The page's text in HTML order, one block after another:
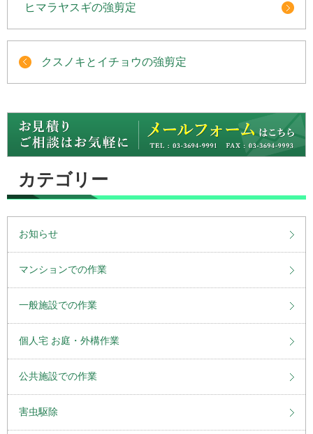
ヒマラヤスギの強剪定
クスノキとイチョウの強剪定
カテゴリー
お知らせ
マンションでの作業
一般施設での作業
個人宅 お庭・外構作業
公共施設での作業
害虫駆除